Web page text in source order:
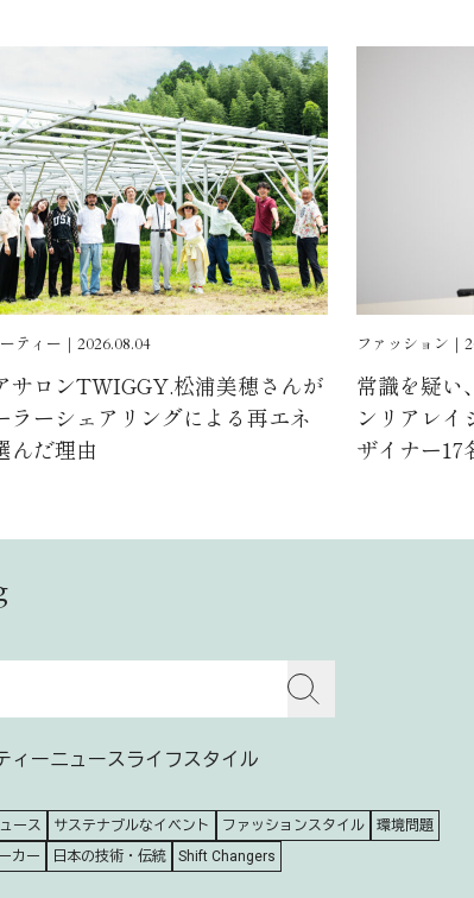
ティー｜2026.08.04
サロンTWIGGY.松浦美穂さんが
ラーシェアリングによる再エネ
んだ理由
ファッション｜
常識を疑い
ンリアレイ
ザイナー17
ィーニュース ライフスタイル
ース サステナブルなイベント ファッションスタイル
環境問題
カー 日本の技術・伝統 Shift Changers